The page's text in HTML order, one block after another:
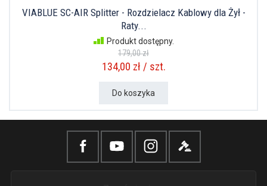
VIABLUE SC-AIR Splitter - Rozdzielacz Kablowy dla Żył -
Raty...
Produkt dostępny.
179,00 zł
134,00 zł / szt.
Do koszyka